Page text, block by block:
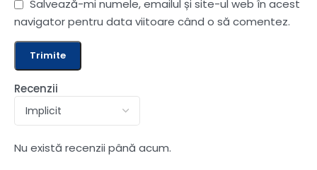
Recenzii
Nu există recenzii până acum.
Salvează-mi numele, emailul și site-ul web în acest
navigator pentru data viitoare când o să comentez.